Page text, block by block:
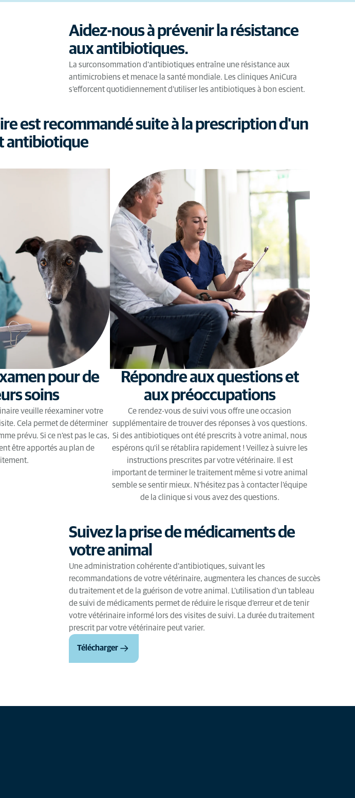
Aidez-nous à prévenir la résistance
aux antibiotiques.
La surconsommation d'antibiotiques entraîne une résistance aux
antimicrobiens et menace la santé mondiale. Les cliniques AniCura
s'efforcent quotidiennement d'utiliser les antibiotiques à bon escient.
est recommandé suite à la prescription d'un
antibiotique
pour de
soins
veuille réexaminer votre
Cela permet de déterminer
prévu. Si ce n'est pas le cas,
être apportés au plan de
Répondre aux questions et
aux préoccupations
Ce rendez-vous de suivi vous offre une occasion
supplémentaire de trouver des réponses à vos questions.
Si des antibiotiques ont été prescrits à votre animal, nous
espérons qu'il se rétablira rapidement ! Veillez à suivre les
instructions prescrites par votre vétérinaire. Il est
important de terminer le traitement même si votre animal
semble se sentir mieux. N'hésitez pas à contacter l'équipe
de la clinique si vous avez des questions.
Suivez la prise de médicaments de
votre animal
Une administration cohérente d'antibiotiques, suivant les
recommandations de votre vétérinaire, augmentera les chances de succès
du traitement et de la guérison de votre animal. L'utilisation d'un tableau
de suivi de médicaments permet de réduire le risque d'erreur et de tenir
votre vétérinaire informé lors des visites de suivi. La durée du traitement
prescrit par votre vétérinaire peut varier.
Télécharger